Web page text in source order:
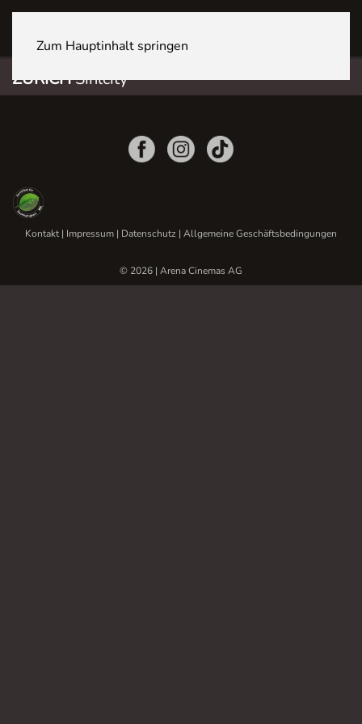
Zum Hauptinhalt springen
ZÜRICHSihlcity
Kontakt| Impressum | Datenschutz | Allgemeine Geschäftsbedingungen
© 2026 | Arena Cinemas AG